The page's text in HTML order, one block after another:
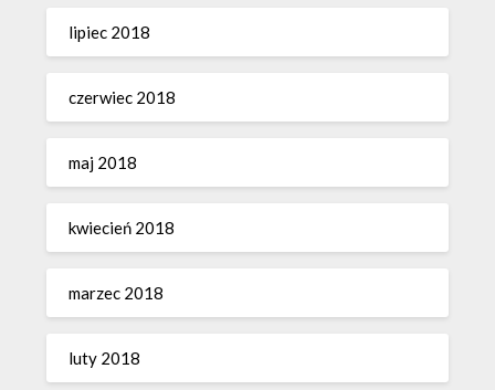
lipiec 2018
czerwiec 2018
maj 2018
kwiecień 2018
marzec 2018
luty 2018